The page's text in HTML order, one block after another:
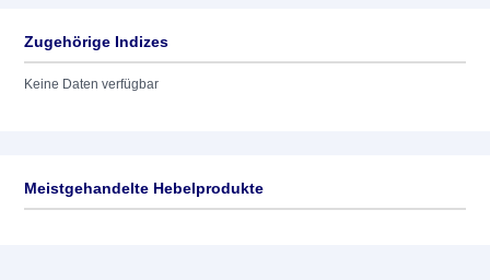
Zugehörige Indizes
Keine Daten verfügbar
Meistgehandelte Hebelprodukte